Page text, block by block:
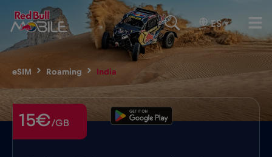
ES ▾
eSIM Roaming India
15€/GB